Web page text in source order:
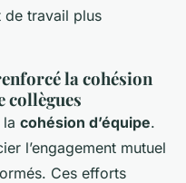
de travail plus
la cohésion
collègues
cohésion d’équipe.
l’engagement mutuel
Ces efforts